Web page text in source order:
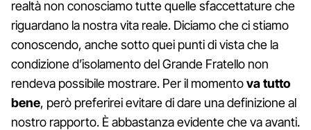
realtà non conosciamo tutte quelle sfaccettature che
riguardano la nostra vita reale. Diciamo che ci stiamo
conoscendo, anche sotto quei punti di vista che la
condizione d’isolamento del Grande Fratello non
rendeva possibile mostrare. Per il momentova tutto
bene, però preferirei evitare di dare una definizione al
nostro rapporto. È abbastanza evidente che va avanti.